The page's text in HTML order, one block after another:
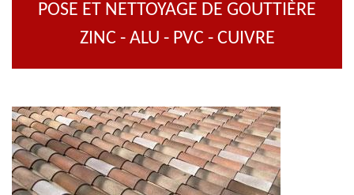
POSE ET NETTOYAGE DE GOUTTIÈRE
ZINC - ALU - PVC - CUIVRE